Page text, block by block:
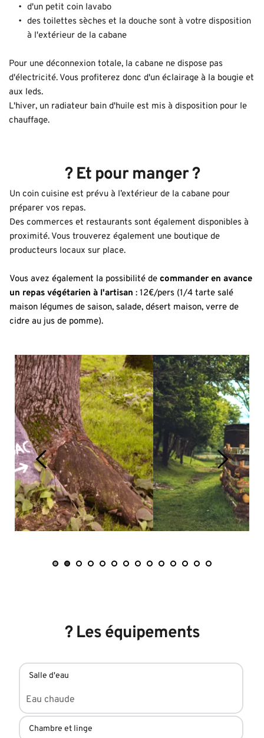
d'un petit coin lavabo
des toilettes sèches et la douche sont à votre disposition
à l'extérieur de la cabane
Pour une déconnexion totale, la cabane ne dispose pas
d'électricité. Vous profiterez donc d'un éclairage à la bougie et
aux leds.
L'hiver, un radiateur bain d'huile est mis à disposition pour le
chauffage.
?️ Et pour manger ?
Un coin cuisine est prévu à l’extérieur de la cabane pour
préparer vos repas.
Des commerces et restaurants sont également disponibles à
proximité. Vous trouverez également une boutique de
producteurs locaux sur place.
Vous avez également la possibilité de commander en avance
un repas végétarien à l'artisan : 12€/pers (1/4 tarte salé
maison légumes de saison, salade, désert maison, verre de
cidre au jus de pomme).
? Les équipements
Salle d'eau
Eau chaude